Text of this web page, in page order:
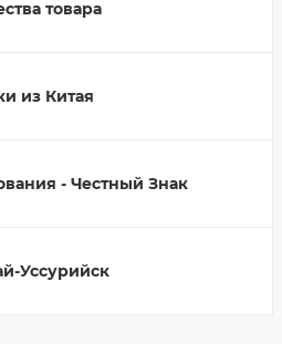
товара
из Китая
- Честный Знак
Уссурийск